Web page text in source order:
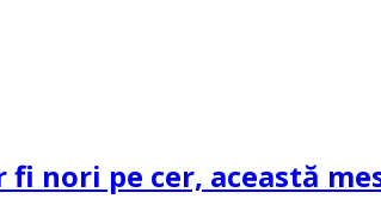
nori pe cer, această